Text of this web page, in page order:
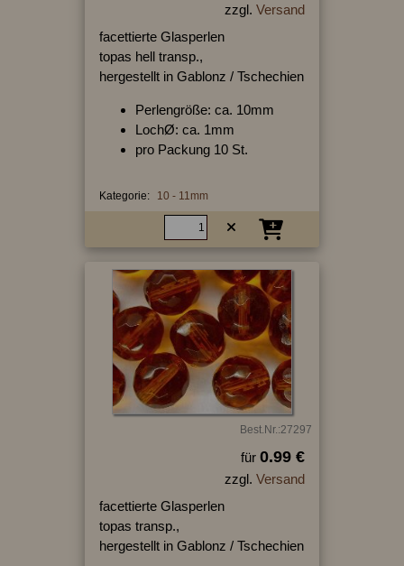
zzgl. Versand
facettierte Glasperlen
topas hell transp.,
hergestellt in Gablonz / Tschechien
Perlengröße: ca. 10mm
LochØ: ca. 1mm
pro Packung 10 St.
Kategorie: 10 - 11mm
Best.Nr.:27297
für 0.99 €
zzgl. Versand
facettierte Glasperlen
topas transp.,
hergestellt in Gablonz / Tschechien